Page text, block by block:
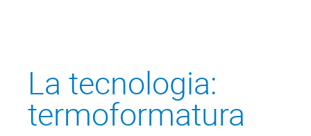
La tecnologia:
termoformatura